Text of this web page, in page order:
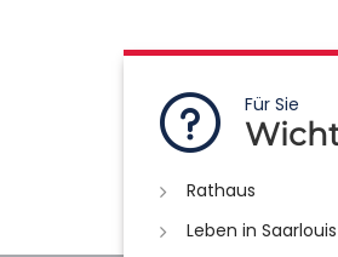
Für Sie
Rathaus
Leben in Saarlouis